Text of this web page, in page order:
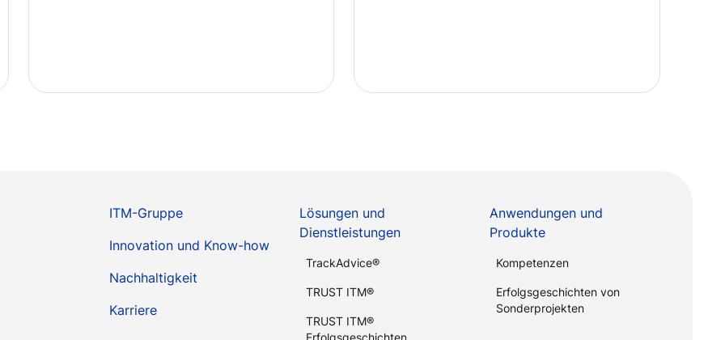
ITM-Gruppe
Innovation und Know-how
Nachhaltigkeit
Karriere
Lösungen und
Dienstleistungen
TrackAdvice®
TRUST ITM®
TRUST ITM®
Anwendungen und
Produkte
Kompetenzen
Erfolgsgeschichten von
Sonderprojekten